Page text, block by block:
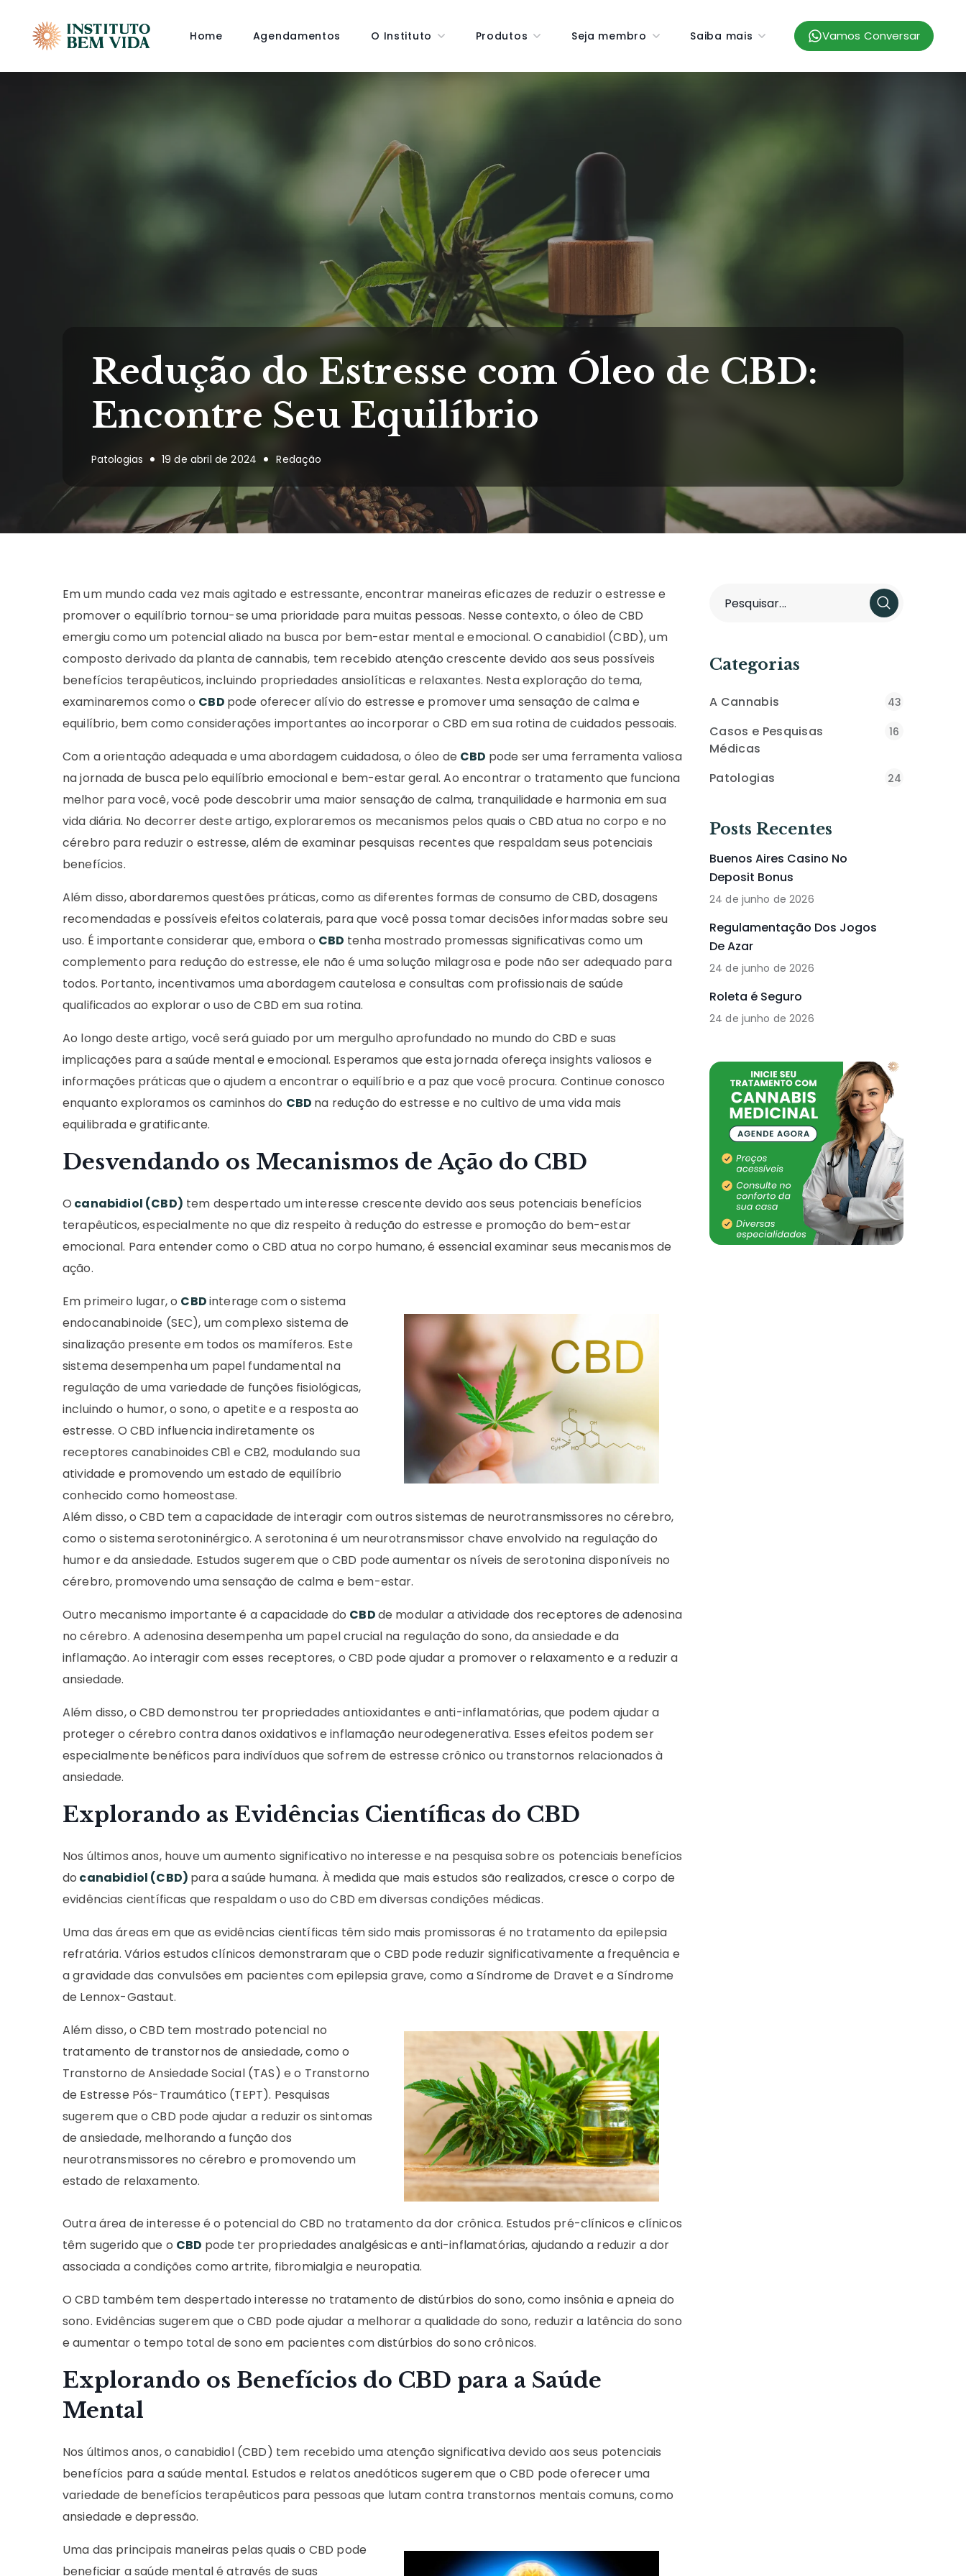
Home Agendamentos O Instituto Produtos Seja membro Saiba mais Vamos Conversar
Redução do Estresse com Óleo de CBD:
Encontre Seu Equilíbrio
Patologias 19 de abril de 2024 Redação
Em um mundo cada vez mais agitado e estressante, encontrar maneiras eficazes de reduzir o estresse e
promover o equilíbrio tornou-se uma prioridade para muitas pessoas. Nesse contexto, o óleo de CBD
emergiu como um potencial aliado na busca por bem-estar mental e emocional. O canabidiol (CBD), um
composto derivado da planta de cannabis, tem recebido atenção crescente devido aos seus possíveis
benefícios terapêuticos, incluindo propriedades ansiolíticas e relaxantes. Nesta exploração do tema,
examinaremos como o CBD pode oferecer alívio do estresse e promover uma sensação de calma e
equilíbrio, bem como considerações importantes ao incorporar o CBD em sua rotina de cuidados pessoais.
Com a orientação adequada e uma abordagem cuidadosa, o óleo de CBD pode ser uma ferramenta valiosa
na jornada de busca pelo equilíbrio emocional e bem-estar geral. Ao encontrar o tratamento que funciona
melhor para você, você pode descobrir uma maior sensação de calma, tranquilidade e harmonia em sua
vida diária. No decorrer deste artigo, exploraremos os mecanismos pelos quais o CBD atua no corpo e no
cérebro para reduzir o estresse, além de examinar pesquisas recentes que respaldam seus potenciais
benefícios.
Além disso, abordaremos questões práticas, como as diferentes formas de consumo de CBD, dosagens
recomendadas e possíveis efeitos colaterais, para que você possa tomar decisões informadas sobre seu
uso. É importante considerar que, embora o CBD tenha mostrado promessas significativas como um
complemento para redução do estresse, ele não é uma solução milagrosa e pode não ser adequado para
todos. Portanto, incentivamos uma abordagem cautelosa e consultas com profissionais de saúde
qualificados ao explorar o uso de CBD em sua rotina.
Ao longo deste artigo, você será guiado por um mergulho aprofundado no mundo do CBD e suas
implicações para a saúde mental e emocional. Esperamos que esta jornada ofereça insights valiosos e
informações práticas que o ajudem a encontrar o equilíbrio e a paz que você procura. Continue conosco
enquanto exploramos os caminhos do CBD na redução do estresse e no cultivo de uma vida mais
equilibrada e gratificante.
Desvendando os Mecanismos de Ação do CBD
O canabidiol (CBD) tem despertado um interesse crescente devido aos seus potenciais benefícios
terapêuticos, especialmente no que diz respeito à redução do estresse e promoção do bem-estar
emocional. Para entender como o CBD atua no corpo humano, é essencial examinar seus mecanismos de
ação.
Em primeiro lugar, o CBDinterage com o sistema
endocanabinoide (SEC), um complexo sistema de
sinalização presente em todos os mamíferos. Este
sistema desempenha um papel fundamental na
regulação de uma variedade de funções fisiológicas,
incluindo o humor, o sono, o apetite e a resposta ao
estresse. O CBD influencia indiretamente os
receptores canabinoides CB1 e CB2, modulando sua
atividade e promovendo um estado de equilíbrio
conhecido como homeostase.
Além disso, o CBD tem a capacidade de interagir com outros sistemas de neurotransmissores no cérebro,
como o sistema serotoninérgico. A serotonina é um neurotransmissor chave envolvido na regulação do
humor e da ansiedade. Estudos sugerem que o CBD pode aumentar os níveis de serotonina disponíveis no
cérebro, promovendo uma sensação de calma e bem-estar.
Outro mecanismo importante é a capacidade do CBDde modular a atividade dos receptores de adenosina
no cérebro. A adenosina desempenha um papel crucial na regulação do sono, da ansiedade e da
inflamação. Ao interagir com esses receptores, o CBD pode ajudar a promover o relaxamento e a reduzir a
ansiedade.
Além disso, o CBD demonstrou ter propriedades antioxidantes e anti-inflamatórias, que podem ajudar a
proteger o cérebro contra danos oxidativos e inflamação neurodegenerativa. Esses efeitos podem ser
especialmente benéficos para indivíduos que sofrem de estresse crônico ou transtornos relacionados à
ansiedade.
Explorando as Evidências Científicas do CBD
Nos últimos anos, houve um aumento significativo no interesse e na pesquisa sobre os potenciais benefícios
do canabidiol (CBD) para a saúde humana. À medida que mais estudos são realizados, cresce o corpo de
evidências científicas que respaldam o uso do CBD em diversas condições médicas.
Uma das áreas em que as evidências científicas têm sido mais promissoras é no tratamento da epilepsia
refratária. Vários estudos clínicos demonstraram que o CBD pode reduzir significativamente a frequência e
a gravidade das convulsões em pacientes com epilepsia grave, como a Síndrome de Dravet e a Síndrome
de Lennox-Gastaut.
Além disso, o CBD tem mostrado potencial no
tratamento de transtornos de ansiedade, como o
Transtorno de Ansiedade Social (TAS) e o Transtorno
de Estresse Pós-Traumático (TEPT). Pesquisas
sugerem que o CBD pode ajudar a reduzir os sintomas
de ansiedade, melhorando a função dos
neurotransmissores no cérebro e promovendo um
estado de relaxamento.
Outra área de interesse é o potencial do CBD no tratamento da dor crônica. Estudos pré-clínicos e clínicos
têm sugerido que o CBD pode ter propriedades analgésicas e anti-inflamatórias, ajudando a reduzir a dor
associada a condições como artrite, fibromialgia e neuropatia.
O CBD também tem despertado interesse no tratamento de distúrbios do sono, como insônia e apneia do
sono. Evidências sugerem que o CBD pode ajudar a melhorar a qualidade do sono, reduzir a latência do sono
e aumentar o tempo total de sono em pacientes com distúrbios do sono crônicos.
Explorando os Benefícios do CBD para a Saúde
Mental
Nos últimos anos, o canabidiol (CBD) tem recebido uma atenção significativa devido aos seus potenciais
benefícios para a saúde mental. Estudos e relatos anedóticos sugerem que o CBD pode oferecer uma
variedade de benefícios terapêuticos para pessoas que lutam contra transtornos mentais comuns, como
ansiedade e depressão.
Uma das principais maneiras pelas quais o CBD pode
beneficiar a saúde mental é através de suas
Categorias
A Cannabis 43
Casos e Pesquisas
Médicas
16
Patologias 24
Posts Recentes
Buenos Aires Casino No
Deposit Bonus
24 de junho de 2026
Regulamentação Dos Jogos
De Azar
24 de junho de 2026
Roleta é Seguro
24 de junho de 2026